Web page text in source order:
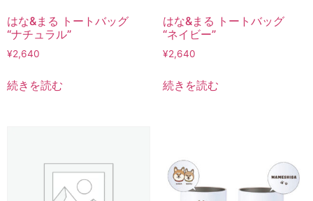
はな&まる トートバッグ
“ナチュラル”
¥2,640
続きを読む
はな&まる トートバッグ
“ネイビー”
¥2,640
続きを読む